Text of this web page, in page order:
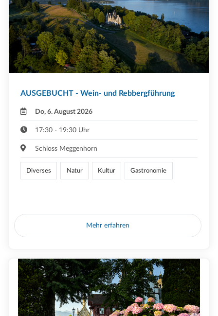
AUSGEBUCHT - Wein- und Rebbergführung
Do, 6. August 2026
17:30 - 19:30 Uhr
Schloss Meggenhorn
Diverses Natur Kultur Gastronomie
Mehr erfahren